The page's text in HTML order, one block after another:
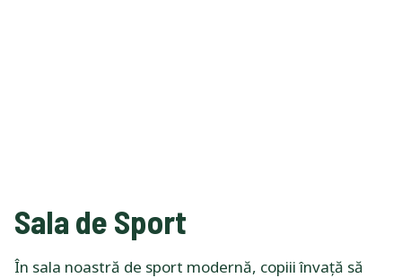
Sala de Sport
În sala noastră de sport modernă, copiii învață să